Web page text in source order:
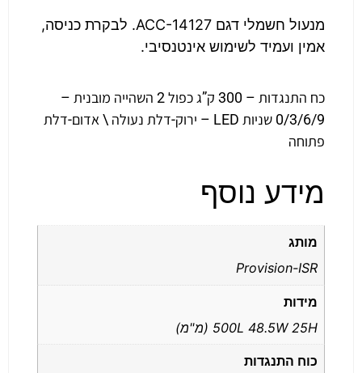
מנעול חשמלי דגם ACC-14127. לבקרת כניסה,
אמין ועמיד לשימוש אינטנסיבי.
כח התנגדות – 300 ק”ג כפול 2 השהייה מובנית –
0/3/6/9 שניות LED – ירוק-דלת נעולה \ אדום-דלת
פתוחה
מידע נוסף
מותג
Provision-ISR
מידות
500L 48.5W 25H (מ"מ)
כוח התנגדות